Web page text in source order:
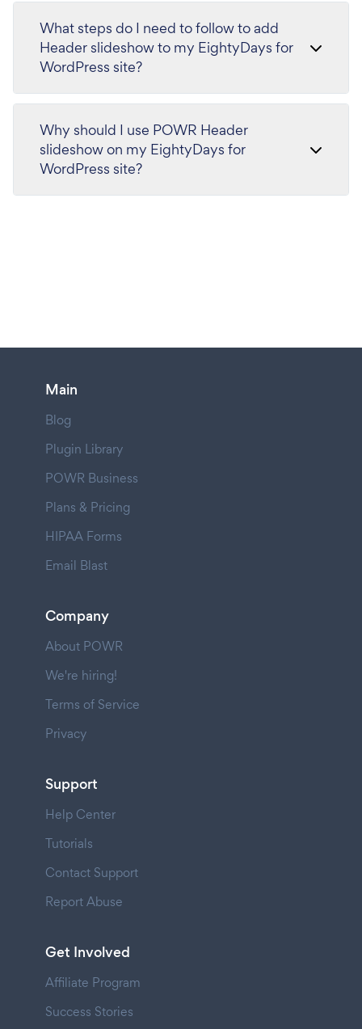
What steps do I need to follow to add
Header slideshow to my EightyDays for
WordPress site?
Why should I use POWR Header
slideshow on my EightyDays for
WordPress site?
Main
Blog
Plugin Library
POWR Business
Plans & Pricing
HIPAA Forms
Email Blast
Company
About POWR
We're hiring!
Terms of Service
Privacy
Support
Help Center
Tutorials
Contact Support
Report Abuse
Get Involved
Affiliate Program
Success Stories